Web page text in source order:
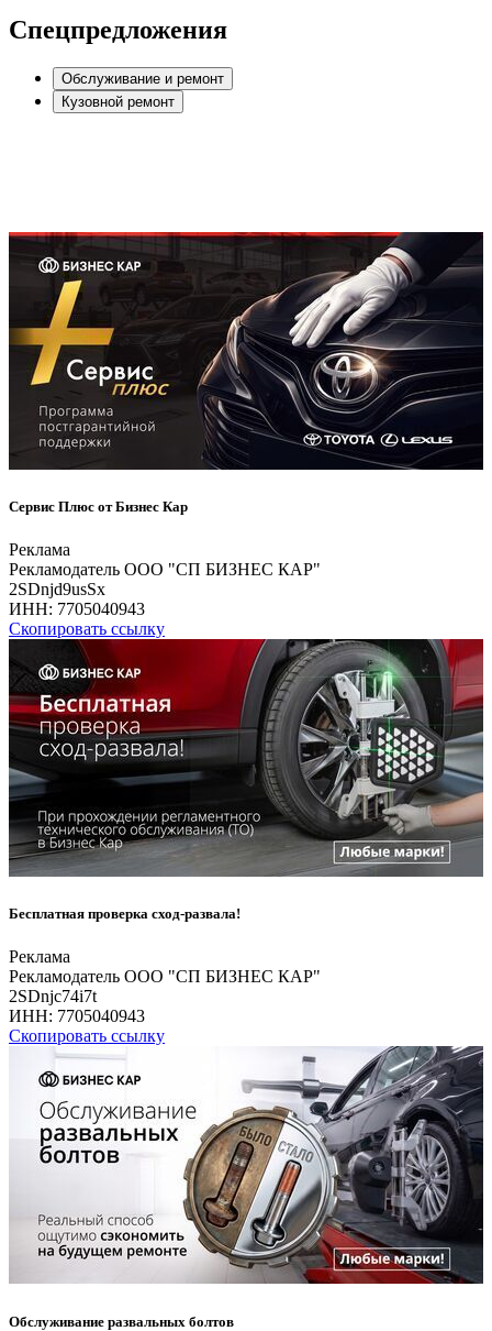
Спецпредложения
Обслуживание и ремонт
Кузовной ремонт
Сервис Плюс от Бизнес Кар
Реклама
Рекламодатель ООО "СП БИЗНЕС КАР"
2SDnjd9usSx
ИНН: 7705040943
Скопировать ссылку
Бесплатная проверка сход-развала!
Реклама
Рекламодатель ООО "СП БИЗНЕС КАР"
2SDnjc74i7t
ИНН: 7705040943
Скопировать ссылку
Обслуживание развальных болтов